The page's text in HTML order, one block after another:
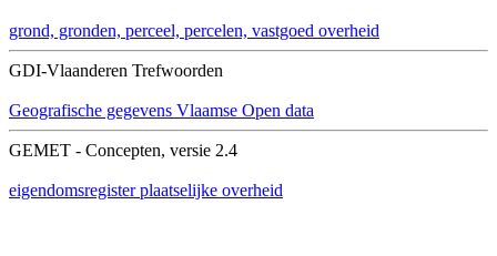
grond, gronden, perceel, percelen, vastgoed overheid
GDI-Vlaanderen Trefwoorden
Geografische gegevens Vlaamse Open data
GEMET - Concepten, versie 2.4
eigendomsregister plaatselijke overheid